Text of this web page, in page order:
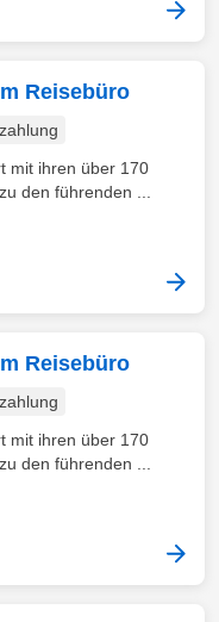
Reisebüro
mit ihren über 170
den führenden ...
Reisebüro
mit ihren über 170
den führenden ...